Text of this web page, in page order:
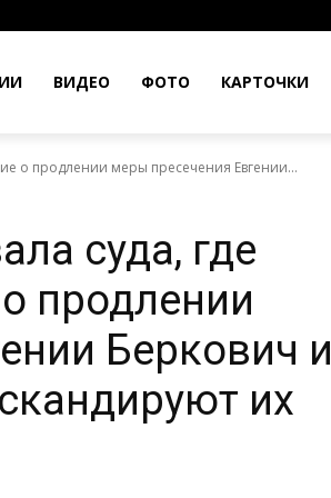
ВИДЕО ФОТО КАРТОЧКИ
о продлении меры пресечения Евгении...
суда, где
продлении
Беркович и
их